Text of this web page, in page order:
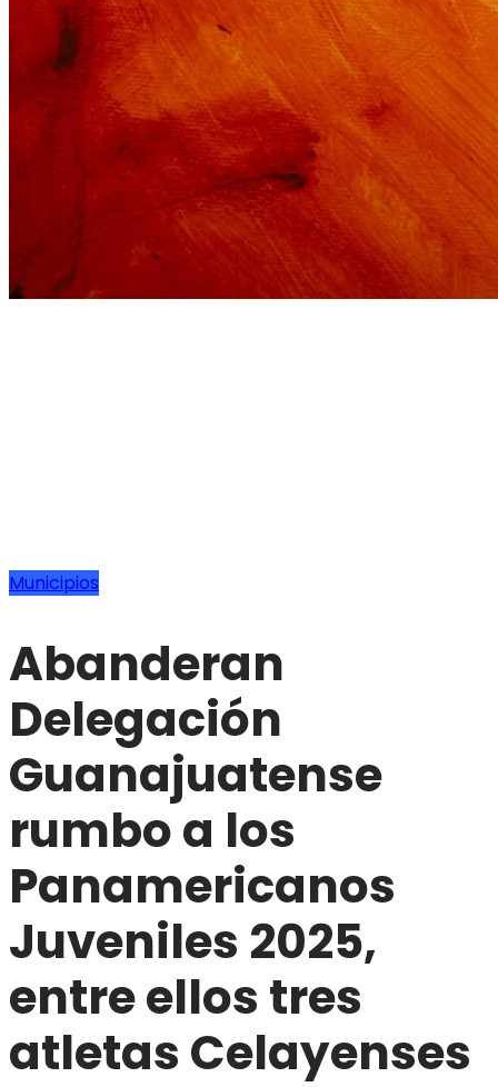
Municipios
Abanderan
Delegación
Guanajuatense
rumbo a los
Panamericanos
Juveniles 2025,
entre ellos tres
atletas Celayenses